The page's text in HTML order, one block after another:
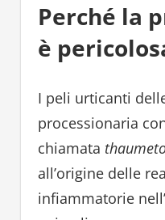
Perché la
è
I peli urticanti
processionaria
chiamata
all’origine delle
infiammatorie